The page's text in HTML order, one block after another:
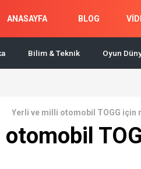
ANASAYFA BLOG
Bilim & Teknik Oyun
Yerli ve milli otomobil TOGG için